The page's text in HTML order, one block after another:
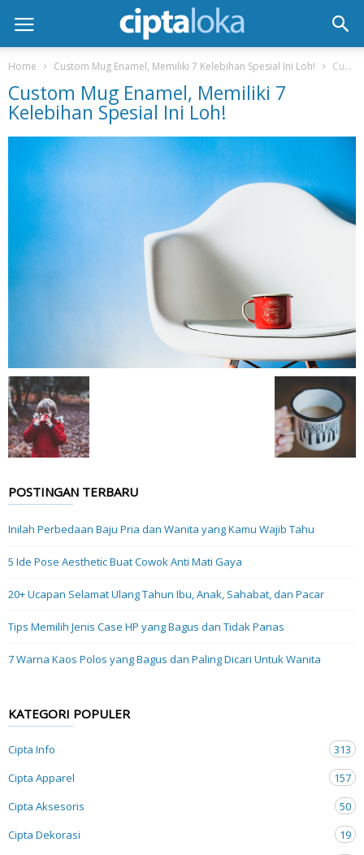
Home Custom Mug Enamel, Memiliki 7 Kelebihan Spesial Ini Loh! Custom Mug Enamel, Memiliki 7 Kelebihan Spesial Ini Loh!
Custom Mug Enamel, Memiliki 7
Kelebihan Spesial Ini Loh!
POSTINGAN TERBARU
Inilah Perbedaan Baju Pria dan Wanita yang Kamu Wajib Tahu
5 Ide Pose Aesthetic Buat Cowok Anti Mati Gaya
20+ Ucapan Selamat Ulang Tahun Ibu, Anak, Sahabat, dan Pacar
Tips Memilih Jenis Case HP yang Bagus dan Tidak Panas
7 Warna Kaos Polos yang Bagus dan Paling Dicari Untuk Wanita
KATEGORI POPULER
Cipta Info
313
Cipta Apparel
157
Cipta Aksesoris
50
Cipta Dekorasi
19